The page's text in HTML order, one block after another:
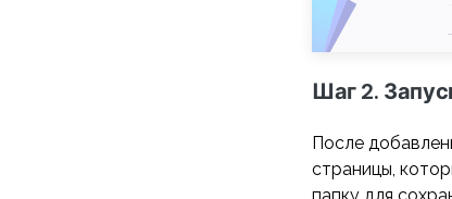
Шаг 2.
После
страницы,